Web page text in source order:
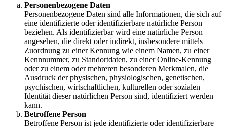
Personenbezogene Daten
Personenbezogene Daten sind alle Informationen, die sich auf
eine identifizierte oder identifizierbare natürliche Person
beziehen. Als identifizierbar wird eine natürliche Person
angesehen, die direkt oder indirekt, insbesondere mittels
Zuordnung zu einer Kennung wie einem Namen, zu einer
Kennnummer, zu Standortdaten, zu einer Online-Kennung
oder zu einem oder mehreren besonderen Merkmalen, die
Ausdruck der physischen, physiologischen, genetischen,
psychischen, wirtschaftlichen, kulturellen oder sozialen
Identität dieser natürlichen Person sind, identifiziert werden
kann.
Betroffene Person
Betroffene Person ist jede identifizierte oder identifizierbare